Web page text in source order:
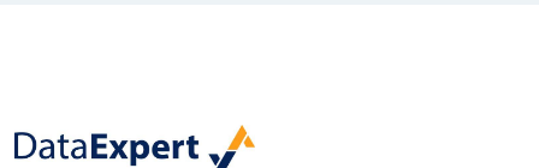
Meer werkgever details